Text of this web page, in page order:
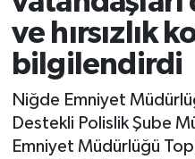
ve hırsızlık
bilgilendirdi
Niğde Emniyet
Destekli Polislik Şube
Emniyet Müdürlüğü
Ekonomi
Sağlık
Tokat Haber